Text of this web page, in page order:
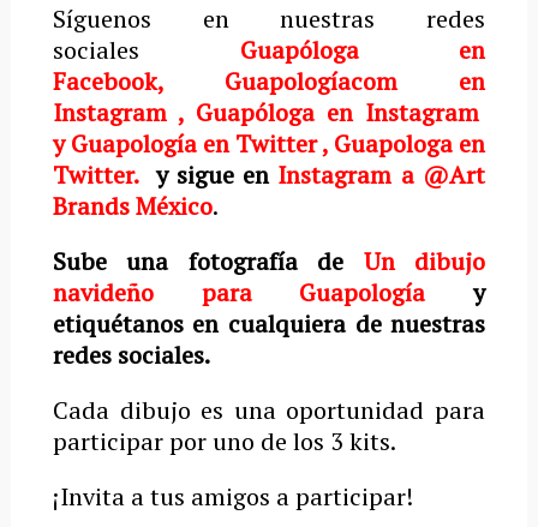
Síguenos en nuestras redes
sociales Guapóloga en
Facebook, Guapologíacom en
Instagram, Guapóloga en Instagram
yGuapología en Twitter, Guapologa en
Twitter. y sigue en Instagram a @Art
Brands México.
Sube una fotografía de Un dibujo
navideño para Guapología y
etiquétanos en cualquiera de nuestras
redes sociales.
Cada dibujo es una oportunidad para
participar por uno de los 3 kits.
¡Invita a tus amigos a participar!